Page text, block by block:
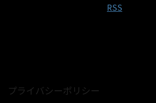
RSS
プライバシーポリシー